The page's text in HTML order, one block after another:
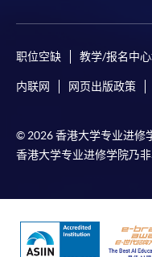
职位空缺 教学/报名中
内联网 网页出版政策
© 2026 香港大学专业进修
香港大学专业进修学院乃